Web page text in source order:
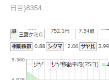
日目)8354…